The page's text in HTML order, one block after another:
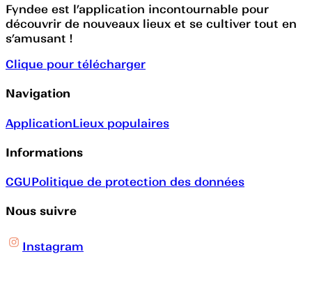
Fyndee est l’application incontournable pour
découvrir de nouveaux lieux et se cultiver tout en
s’amusant !
Clique pour télécharger
Navigation
ApplicationLieux populaires
Informations
CGUPolitique de protection des données
Nous suivre
Instagram